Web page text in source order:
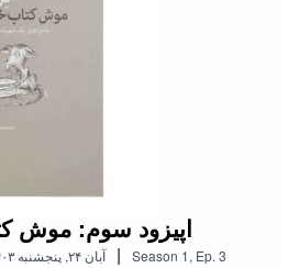
3. اپیزود سوم: موش
۱۴۰۳ آبان ۲۴, پنجشنبه | Season 1, Ep. 3